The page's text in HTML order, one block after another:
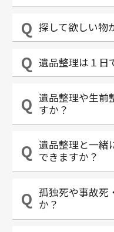
探して欲しい物
遺品整理は１日
遺品整理や生前
すか？
遺品整理と一緒
できますか？
孤独死や事故死
か？